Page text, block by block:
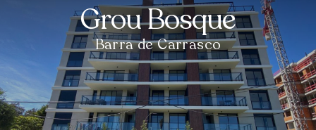
Grou Bosque
Barra de Carrasco